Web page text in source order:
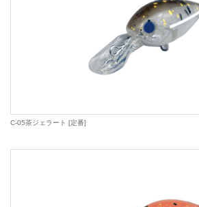
C-05茶ジェラート [定番]